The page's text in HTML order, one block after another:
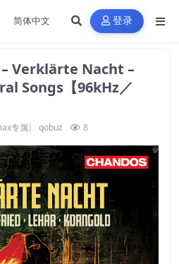
登录
Verklärte Nacht –
Songs【96kHz／
专属〗 qobuz 8